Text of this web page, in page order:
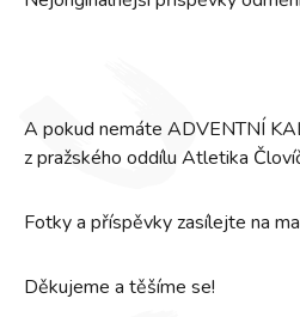
A pokud nemáte ADVENTNÍ
z pražského oddílu Atletika
Fotky a příspěvky zasílejte na
Děkujeme a těšíme se!